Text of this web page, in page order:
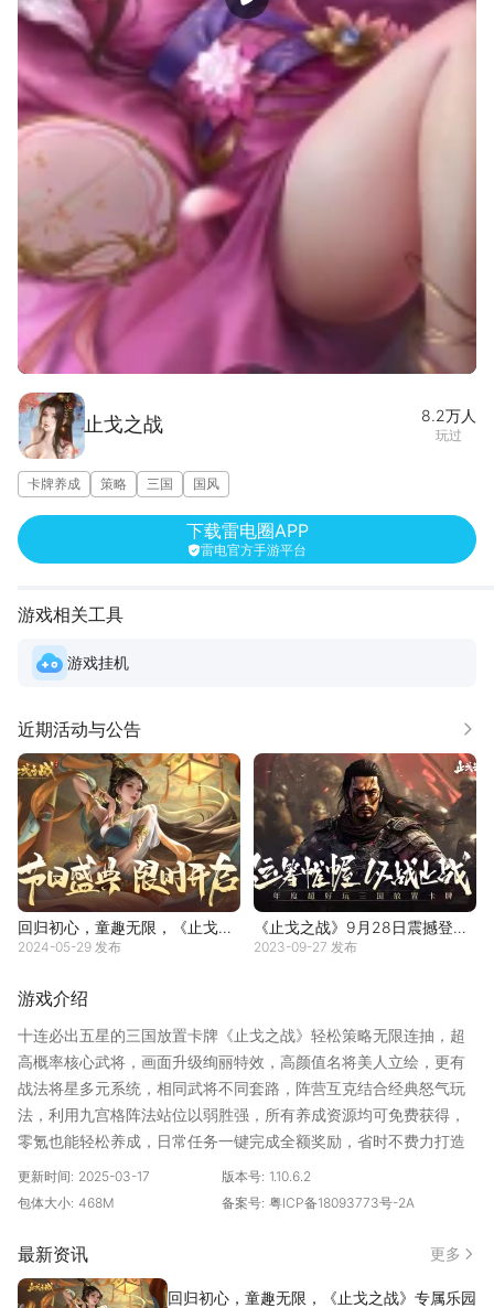
止戈之战 8.2万人
玩过
卡牌养成 策略 三国 国风
下载雷电圈APP
雷电官方手游平台
游戏相关工具
游戏挂机
近期活动与公告 更多
回归初心，童趣无限，《止戈之
战》专属乐园已营业
2024-05-29 发布
《止戈之战》9月28日震撼登
场！邀您共赴乱世纷争！
2023-09-27 发布
游戏介绍
十连必出五星的三国放置卡牌《止戈之战》轻松策略无限连抽，超
高概率核心武将，画面升级绚丽特效，高颜值名将美人立绘，更有
战法将星多元系统，相同武将不同套路，阵营互克结合经典怒气玩
法，利用九宫格阵法站位以弱胜强，所有养成资源均可免费获得，
零氪也能轻松养成，日常任务一键完成全额奖励，省时不费力打造
三国名将史诗，真正护肝放置首选，主公~就差你啦！
更新时间: 2025-03-17 版本号: 1.10.6.2
包体大小: 468M 备案号: 粤ICP备18093773号-2A
最新资讯 更多
回归初心，童趣无限，《止戈之战》专属乐园